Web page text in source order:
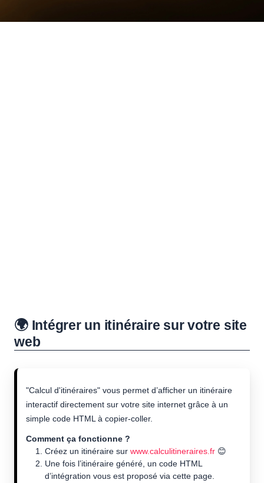
🌍 Intégrer un itinéraire sur votre site
web
"Calcul d'itinéraires" vous permet d’afficher un itinéraire
interactif directement sur votre site internet grâce à un
simple code HTML à copier-coller.
Comment ça fonctionne ?
Créez un itinéraire sur www.calculitineraires.fr 😊
Une fois l’itinéraire généré, un code HTML
d’intégration vous est proposé via cette page.